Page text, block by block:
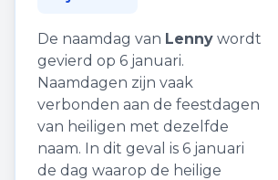
De naamdag van Lenny wordt
gevierd op 6 januari.
Naamdagen zijn vaak
verbonden aan de feestdagen
van heiligen met dezelfde
naam. In dit geval is 6 januari
de dag waarop de heilige